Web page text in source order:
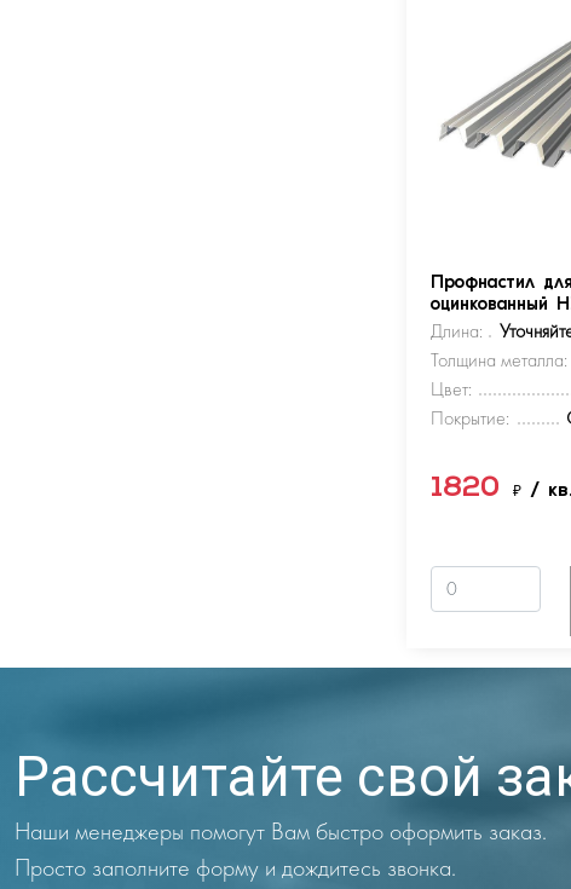
Профнастил
оцинкованный
Длина:
Толщина металла:
Цвет:
Покрытие:
1820₽/
Рассчитайте свой
Наши менеджеры помогут Вам быстро оформить заказ.
Просто заполните форму и дождитесь звонка.